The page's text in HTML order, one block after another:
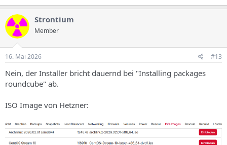
Strontium
Member
16. Mai 2026 #13
Nein, der Installer bricht dauernd bei "Installing packages
roundcube" ab.
ISO Image von Hetzner: